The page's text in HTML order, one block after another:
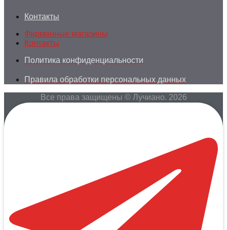
Контакты
Фирменные магазины
Контакты
Политика конфиденциальности
Правила обработки персональных данных
Все права защищены © Лучиано. 2026